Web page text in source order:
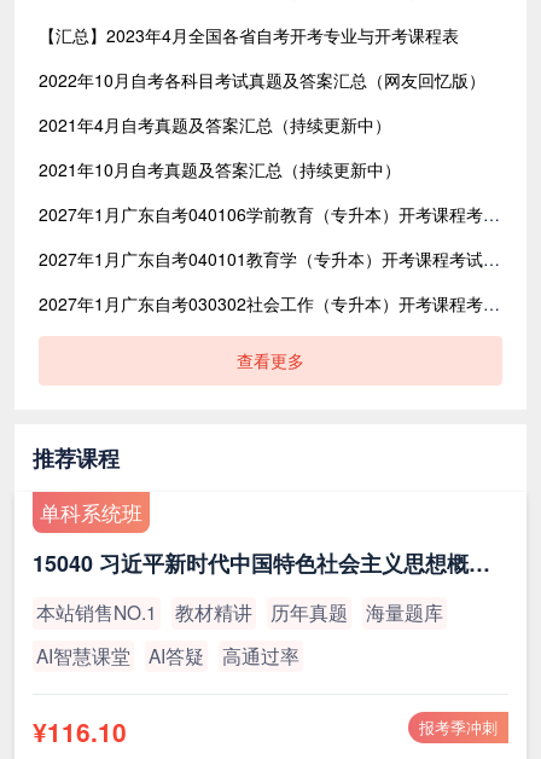
【汇总】2023年4月全国各省自考开考专业与开考课程表
2022年10月自考各科目考试真题及答案汇总（网友回忆版）
2021年4月自考真题及答案汇总（持续更新中）
2021年10月自考真题及答案汇总（持续更新中）
2027年1月广东自考040106学前教育（专升本）开考课程考试时间安排表
2027年1月广东自考040101教育学（专升本）开考课程考试时间安排表
2027年1月广东自考030302社会工作（专升本）开考课程考试时间安排表
查看更多
推荐课程
单科系统班
15040 习近平新时代中国特色社会主义思想概论（最新版）
本站销售NO.1 教材精讲 历年真题
海量题库
AI智慧课堂
AI答疑 高通过率
报考季冲刺
¥116.10